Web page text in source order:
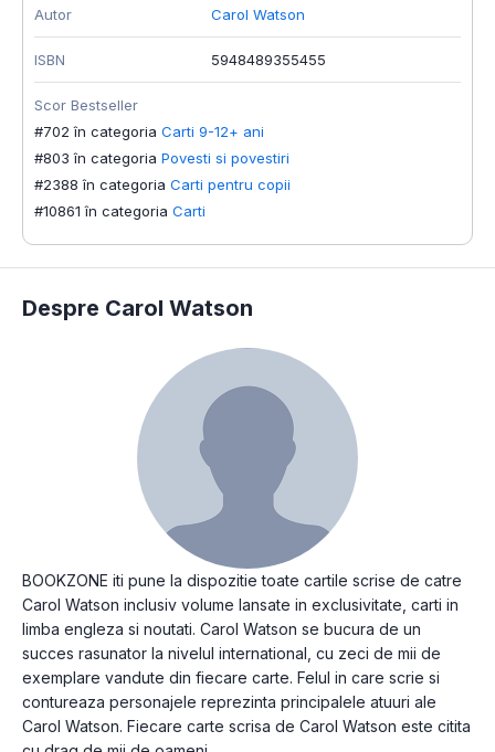
Autor Carol Watson
ISBN 5948489355455
Scor Bestseller
#702 în categoria Carti 9-12+ ani
#803 în categoria Povesti si povestiri
#2388 în categoria Carti pentru copii
#10861 în categoria Carti
Despre Carol Watson
BOOKZONE iti pune la dispozitie toate cartile scrise de catre
Carol Watson inclusiv volume lansate in exclusivitate, carti in
limba engleza si noutati. Carol Watson se bucura de un
succes rasunator la nivelul international, cu zeci de mii de
exemplare vandute din fiecare carte. Felul in care scrie si
contureaza personajele reprezinta principalele atuuri ale
Carol Watson. Fiecare carte scrisa de Carol Watson este citita